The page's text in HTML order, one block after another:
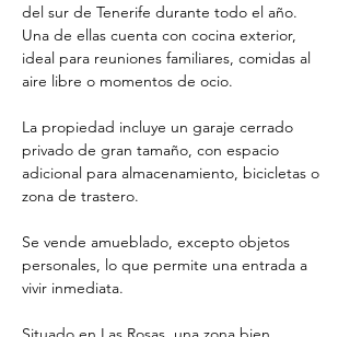
del sur de Tenerife durante todo el año.
Una de ellas cuenta con cocina exterior,
ideal para reuniones familiares, comidas al
aire libre o momentos de ocio.
La propiedad incluye un garaje cerrado
privado de gran tamaño, con espacio
adicional para almacenamiento, bicicletas o
zona de trastero.
Se vende amueblado, excepto objetos
personales, lo que permite una entrada a
vivir inmediata.